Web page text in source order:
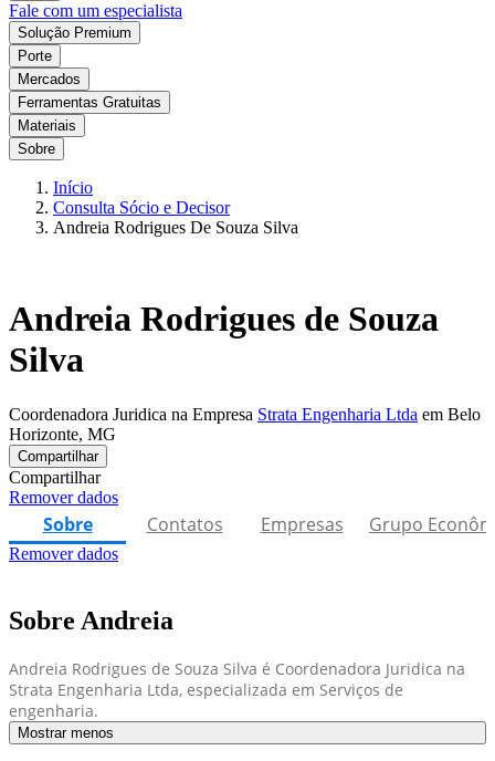
Fale com um especialista
Solução Premium
Porte
Mercados
Ferramentas Gratuitas
Materiais
Sobre
Início
Consulta Sócio e Decisor
Andreia Rodrigues De Souza Silva
Andreia Rodrigues de Souza
Silva
Coordenadora Juridica na Empresa Strata Engenharia Ltda em Belo
Horizonte, MG
Compartilhar
Compartilhar
Remover dados
Sobre Contatos Empresas Grupo
Remover dados
Sobre Andreia
Andreia Rodrigues de Souza Silva é Coordenadora Juridica na
Strata Engenharia Ltda, especializada em Serviços de
engenharia.
Mostrar menos